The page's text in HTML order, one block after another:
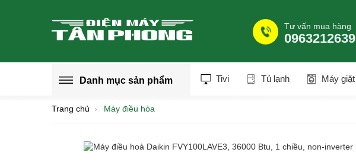
Tư vấn mua hàng
0963212639
Tivi Tủ lạnh Máy giặt
Danh mục sản phẩm
Trang chủ Máy điều hòa